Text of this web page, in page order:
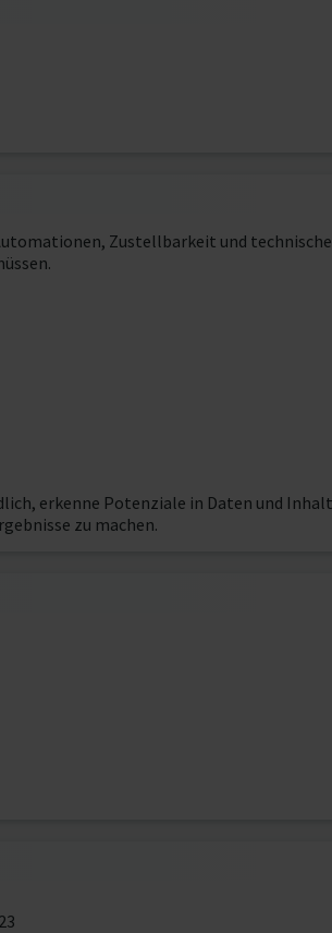
Zustellbarkeit und
erkenne Potenziale in Daten und
zu machen.